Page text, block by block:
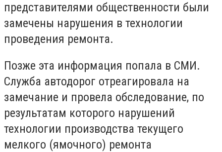
представителями общественности были
замечены нарушения в технологии
проведения ремонта.
Позже эта информация попала в СМИ.
Служба автодорог отреагировала на
замечание и провела обследование, по
результатам которого нарушений
технологии производства текущего
мелкого (ямочного) ремонта